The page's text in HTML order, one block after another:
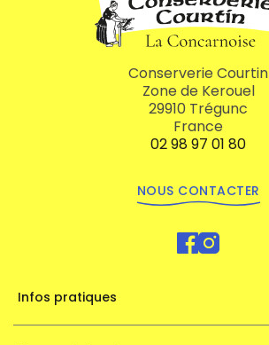
Conserverie Courtin
Zone de Kerouel
29910 Trégunc
France
02 98 97 01 80
NOUS CONTACTER
Infos pratiques